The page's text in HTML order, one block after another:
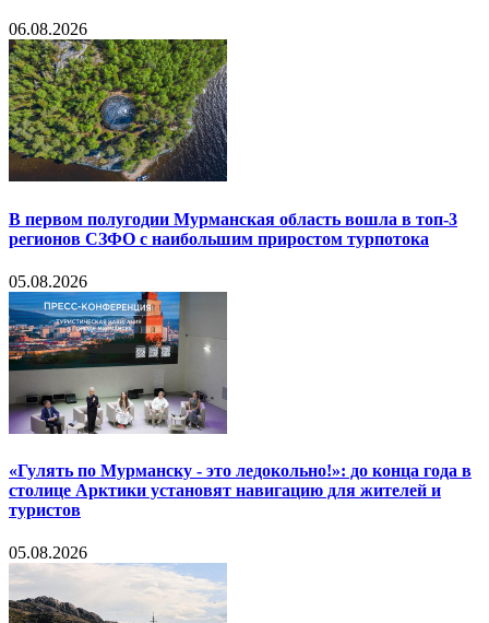
06.08.2026
В первом полугодии Мурманская область вошла в топ-3
регионов СЗФО с наибольшим приростом турпотока
05.08.2026
«Гулять по Мурманску - это ледокольно!»: до конца года в
столице Арктики установят навигацию для жителей и
туристов
05.08.2026